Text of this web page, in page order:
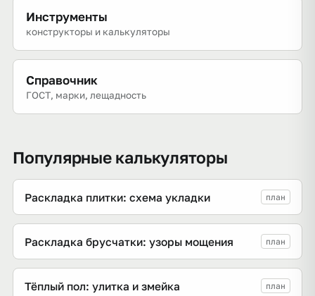
Инструменты
конструкторы и калькуляторы
Справочник
ГОСТ, марки, лещадность
Популярные калькуляторы
Раскладка плитки: схема укладки план
Раскладка брусчатки: узоры мощения план
Тёплый пол: улитка и змейка план